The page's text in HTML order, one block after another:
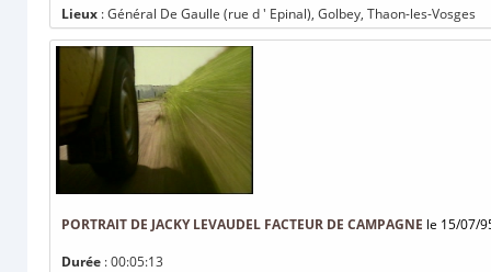
Lieux : Général De Gaulle (rue d ' Epinal), Golbey, Thaon-les-Vosges
PORTRAIT DE JACKY LEVAUDEL FACTEUR DE CAMPAGNE le 15/07/
Durée : 00:05:13